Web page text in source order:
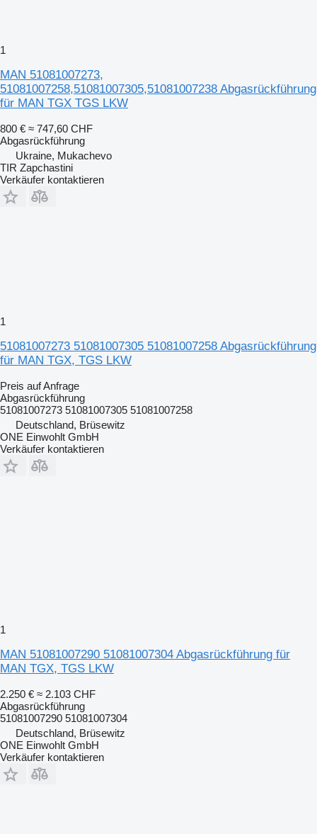
1
MAN 51081007273,
51081007258,51081007305,51081007238 Abgasrückführung
für MAN TGX TGS LKW
800 € ≈ 747,60 CHF
Abgasrückführung
Ukraine, Mukachevo
TIR Zapchastini
Verkäufer kontaktieren
1
51081007273 51081007305 51081007258 Abgasrückführung
für MAN TGX, TGS LKW
Preis auf Anfrage
Abgasrückführung
51081007273 51081007305 51081007258
Deutschland, Brüsewitz
ONE Einwohlt GmbH
Verkäufer kontaktieren
1
MAN 51081007290 51081007304 Abgasrückführung für
MAN TGX, TGS LKW
2.250 € ≈ 2.103 CHF
Abgasrückführung
51081007290 51081007304
Deutschland, Brüsewitz
ONE Einwohlt GmbH
Verkäufer kontaktieren